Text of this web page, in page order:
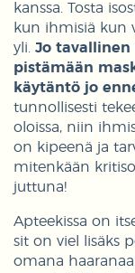
kanssa. Tosta
kun ihmisiä kun
yli. Jo
pistämään
käytäntö jo
tunnollisesti
oloissa, niin
on kipeenä ja
mitenkään
juttuna!
Apteekissa on
sit on viel lisäks
omana